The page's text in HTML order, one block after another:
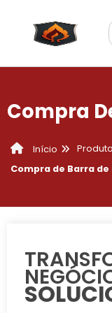
Compra
Início
Compra de Barra de